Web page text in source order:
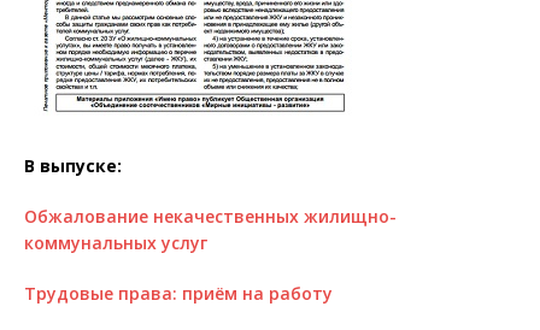
В выпуске:
Обжалование некачественных жилищно-
коммунальных услуг
Трудовые права: приём на работу